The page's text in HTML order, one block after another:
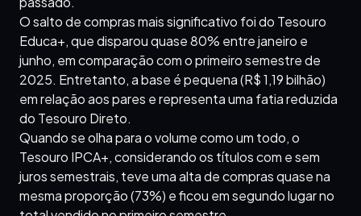
O salto de compras mais significativo foi do Tesouro
Educa+, que disparou quase 80% entre janeiro e
junho, em comparação com o primeiro semestre de
2025. Entretanto, a base é pequena (R$ 1,19 bilhão)
em relação aos pares e representa uma fatia reduzida
do Tesouro Direto.
Quando se olha para o volume como um todo, o
Tesouro IPCA+, considerando os títulos com e sem
juros semestrais, teve uma alta de compras quase na
mesma proporção (73%) e ficou em segundo lugar no